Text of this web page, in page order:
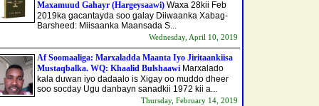
Maxamuud Gahayr (Hargeysaawi) Waxa 28kii Feb
2019ka gacantayda soo galay Diiwaanka Xabag-
Barsheed: Miisaanka Maansada S...
Wednesday, April 10, 2019
Af Soomaaliga: Marxaladda Maanta Iyo Jiritaankiisa
Mustaqbalka. WQ: Khaalid Bulshaawi Marxalado
kala duwan iyo dadaalo is Xigay oo muddo dheer
soo socday Ugu danbayn sanadkii 1972 kii a...
Thursday, February 14, 2019